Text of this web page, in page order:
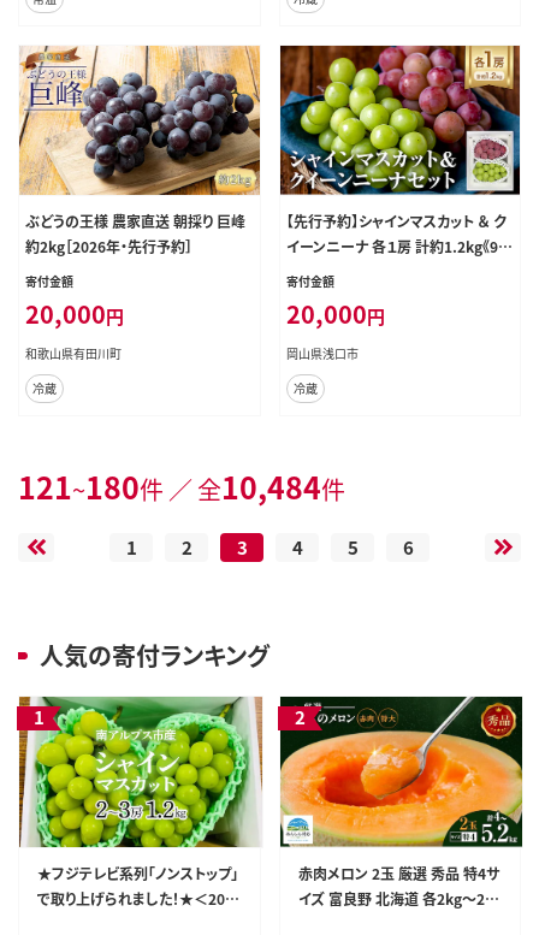
岡市---H-23---
ぶどうの王様 農家直送 朝採り 巨峰
約2kg［2026年・先行予約］
寄付金額
20,000円
和歌山県有田川町
冷蔵
【先行予約】シャインマスカット ＆ ク
イーンニーナ 各１房 計約1.2kg《9月
中旬-10月中旬頃出荷》テレビせとう
料 岡山県 浅口市 シャインマスカット
【配送不可地域あり】---124_c2525_
9b10b_25_20000_2p---
寄付金額
20,000円
岡山県浅口市
冷蔵
121~180件 ／ 全10,484件
1 2 3 4 5 6
人気の寄付ランキング
★フジテレビ系列「ノンストップ」
で取り上げられました！★＜202
赤肉メロン 2玉 厳選 秀品 特4サ
イズ 富良野 北海道 各2kg～2.6